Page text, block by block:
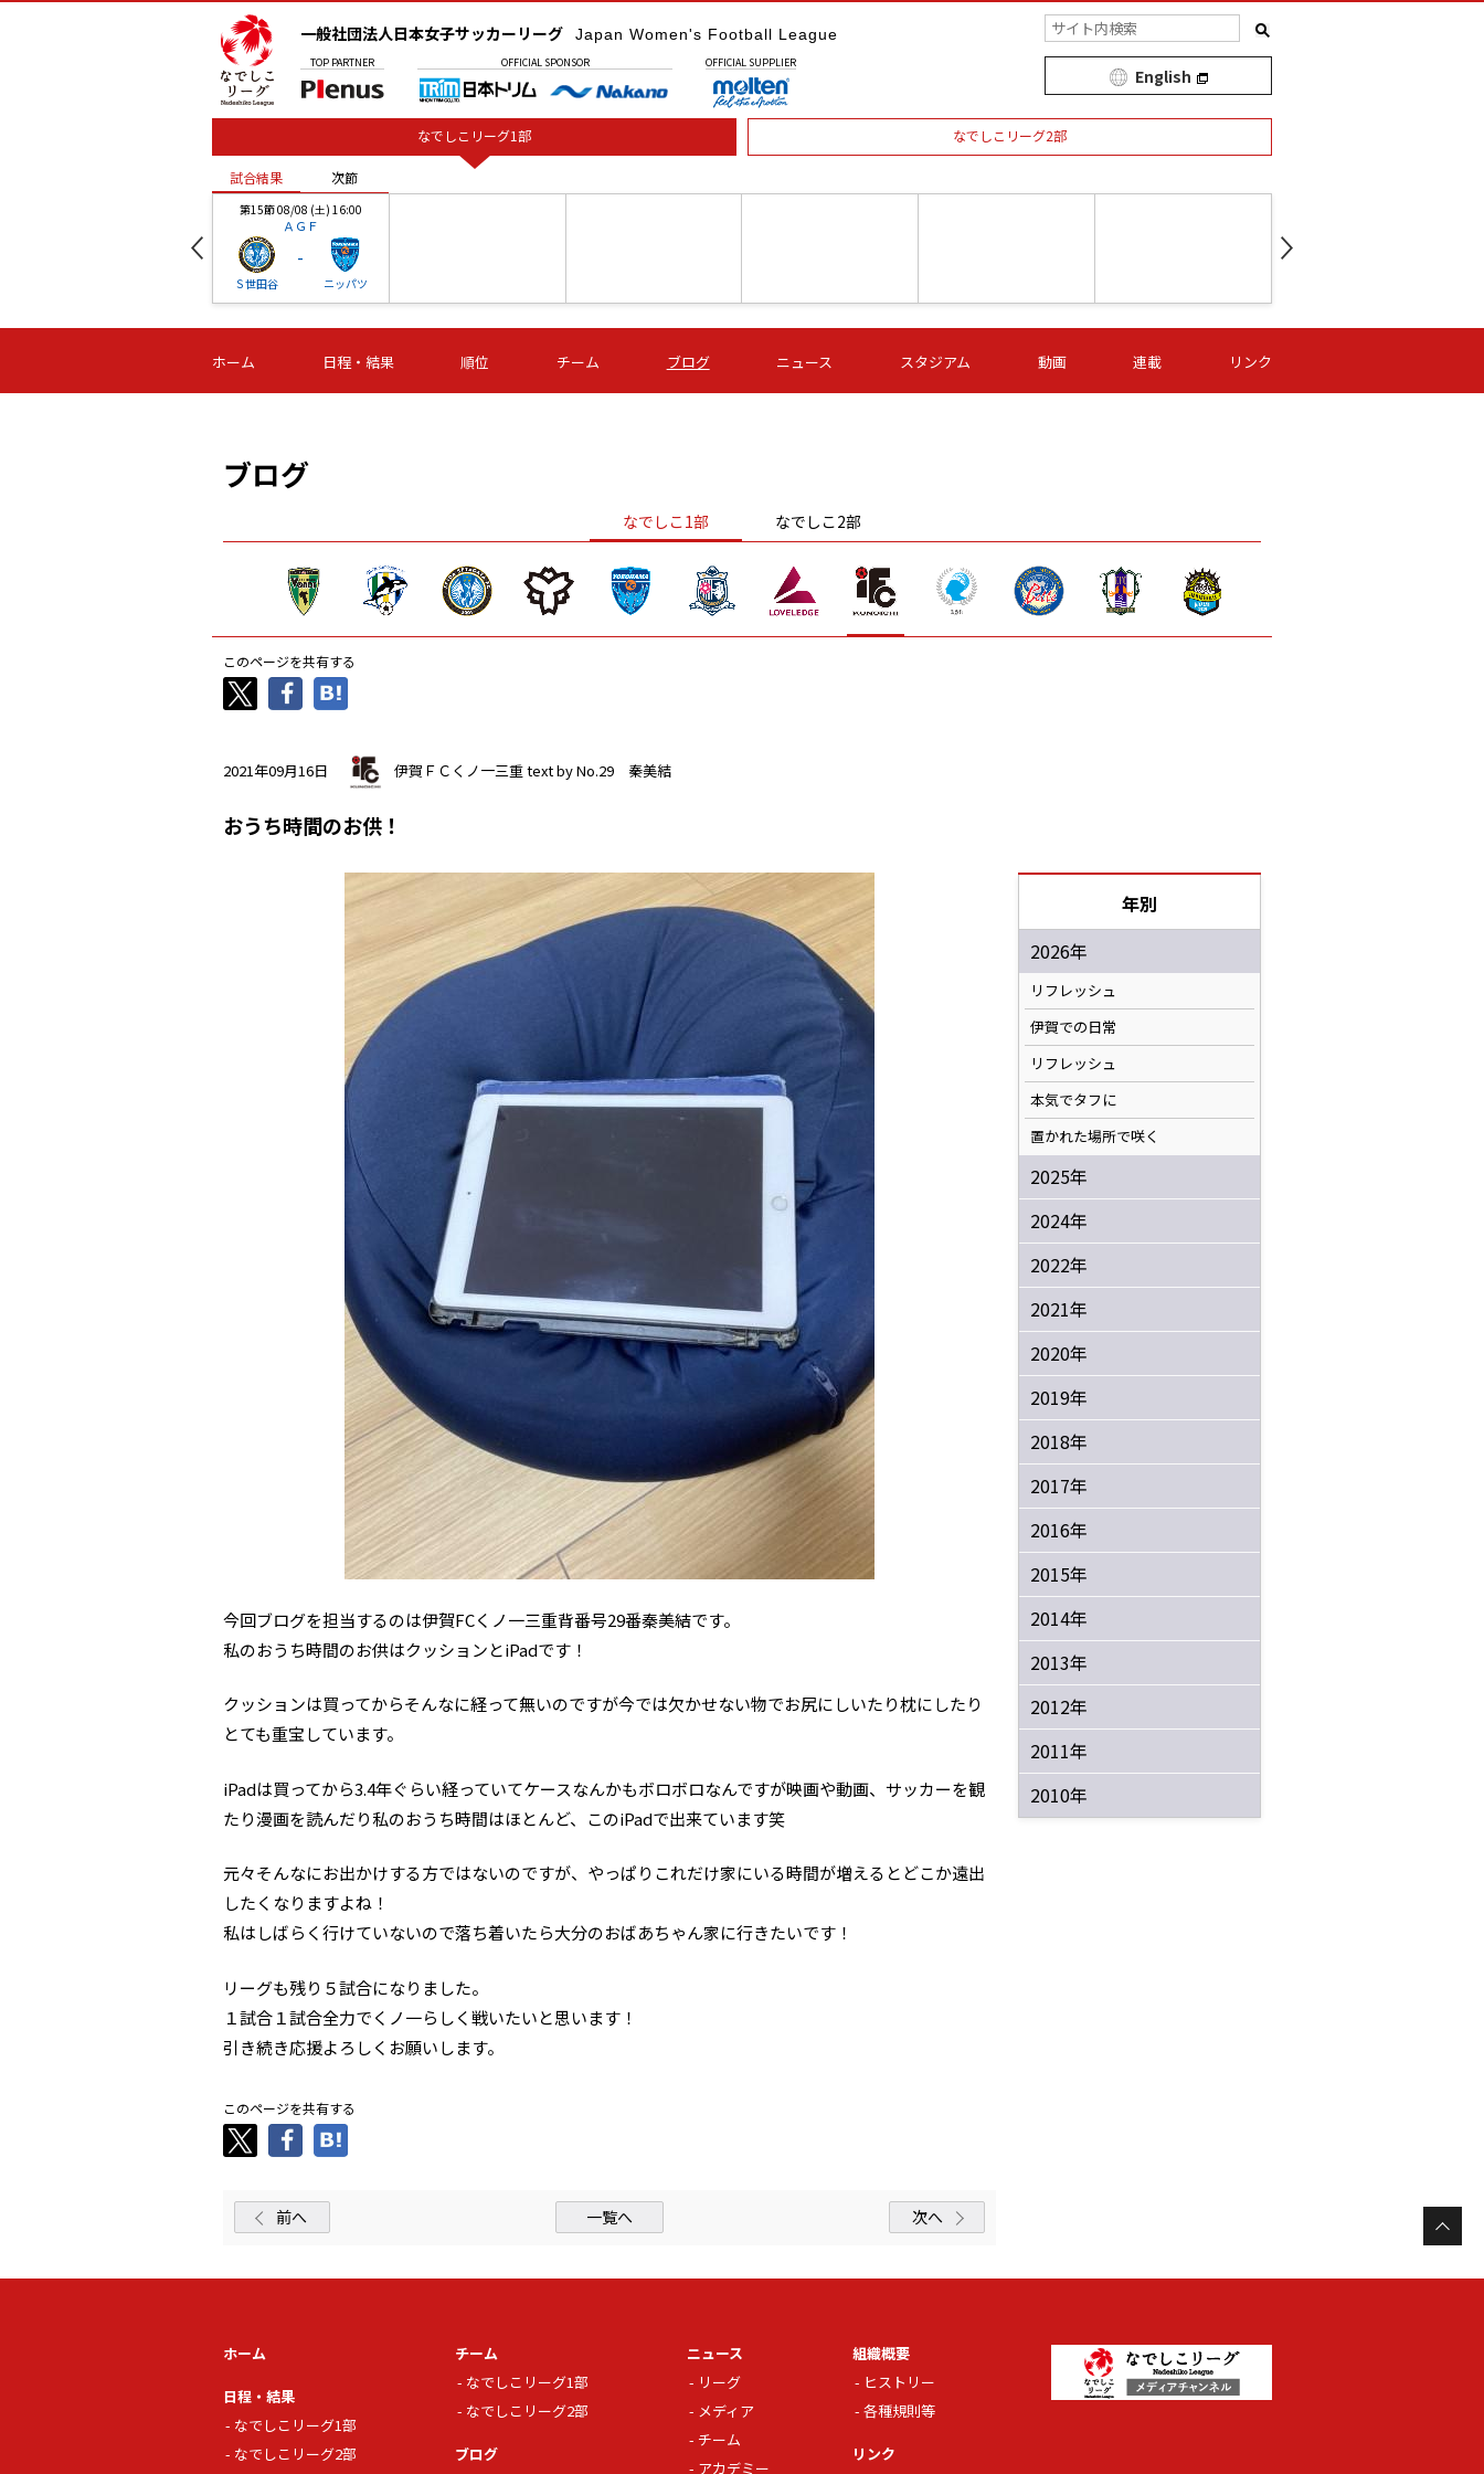
一般社団法人日本女子サッカーリーグ Japan Women's Football League
TOP PARTNER OFFICIAL SPONSOR OFFICIAL SUPPLIER
English
なでしこリーグ1部 なでしこリーグ2部
試合結果 次節
第15節 08/08 (土) 16:00
ＡＧＦ
Ｓ世田谷
-
ニッパツ
-
第16節 09/05 (土) 15:00
ニッパツ
-
第16節 09/05 (土) 15:00
石人の星
-
第16節 09/05 (土) 16:00
ＡＧＦ
-
いちご
-
第16節 09/06 (日) 15:00
-
第16節 09/06 (日) 15:00
- -
試合結果 次節
ホーム 日程・結果 順位 チーム ブログ ニュース スタジアム 動画 連載 リンク
ブログ
なでしこ1部 なでしこ2部
このページを共有する
2021年09月16日 伊賀ＦＣくノ一三重text by No.29 秦美結
おうち時間のお供！
今回ブログを担当するのは伊賀FCくノ一三重背番号29番秦美結です。
私のおうち時間のお供はクッションとiPadです！
クッションは買ってからそんなに経って無いのですが今では欠かせない物でお尻にしいたり枕にしたり
とても重宝しています。
iPadは買ってから3.4年ぐらい経っていてケースなんかもボロボロなんですが映画や動画、サッカーを観
たり漫画を読んだり私のおうち時間はほとんど、このiPadで出来ています笑
元々そんなにお出かけする方ではないのですが、やっぱりこれだけ家にいる時間が増えるとどこか遠出
したくなりますよね！
私はしばらく行けていないので落ち着いたら大分のおばあちゃん家に行きたいです！
リーグも残り５試合になりました。
１試合１試合全力でくノ一らしく戦いたいと思います！
引き続き応援よろしくお願いします。
このページを共有する
前へ 一覧へ 次へ
年別
2026年
リフレッシュ
伊賀での日常
リフレッシュ
本気でタフに
置かれた場所で咲く
2025年
2024年
2022年
2021年
2020年
2019年
2018年
2017年
2016年
2015年
2014年
2013年
2012年
2011年
2010年
ホーム
日程・結果
なでしこリーグ1部
なでしこリーグ2部
チーム
なでしこリーグ1部
なでしこリーグ2部
ブログ
ニュース
リーグ
メディア
チーム
アカデミー
組織概要
ヒストリー
各種規則等
リンク